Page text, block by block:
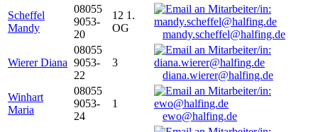
Scheffel
Mandy
08055
9053-
20
12 1.
OG
mandy.scheffel@halfing.de
Wierer Diana
08055
9053-
22
3
diana.wierer@halfing.de
Winhart
Maria
08055
9053-
24
1
ewo@halfing.de